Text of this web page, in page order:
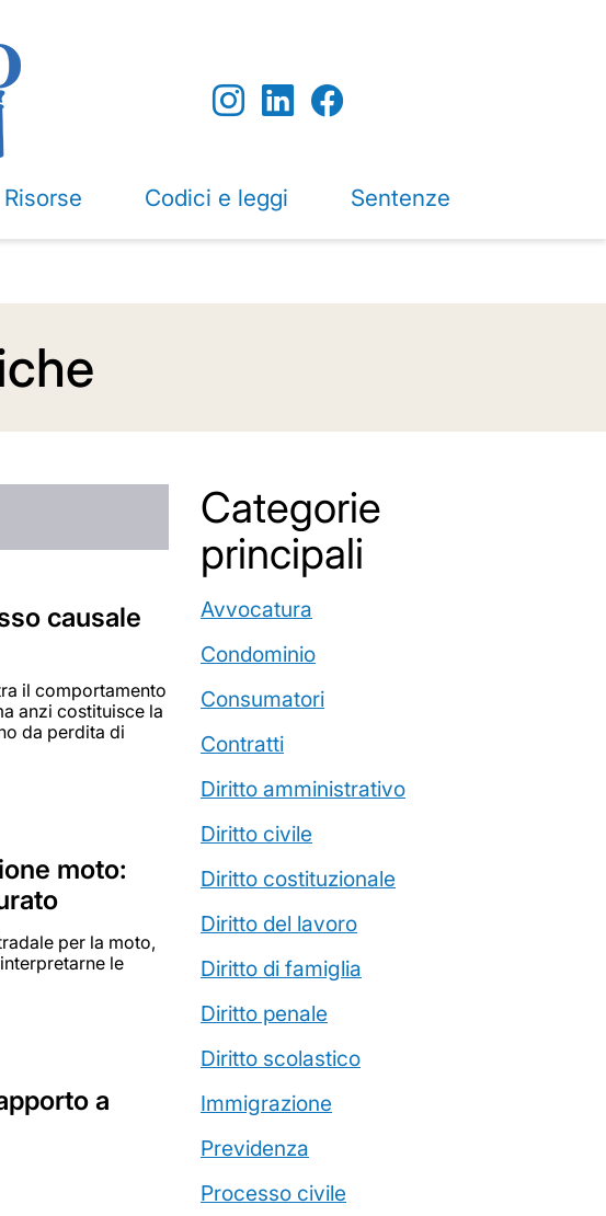
Risorse Codici e leggi Sentenze
causale
il comportamento
anzi costituisce la
da perdita di
moto:
per la moto,
le
a
Categorie
principali
Avvocatura
Condominio
Consumatori
Contratti
Diritto amministrativo
Diritto civile
Diritto costituzionale
Diritto del lavoro
Diritto di famiglia
Diritto penale
Diritto scolastico
Immigrazione
Previdenza
Processo civile